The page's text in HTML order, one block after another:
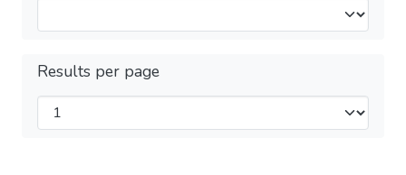
Results per page